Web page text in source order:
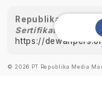
Republika telah
Sertifikat Nomor
https://
© 2026 PT Republika Media